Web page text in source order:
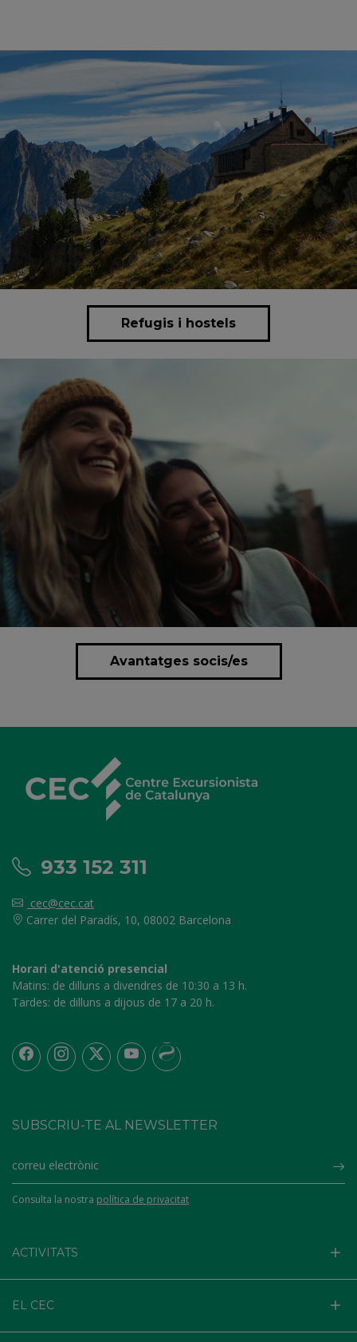
Refugis i hostels
Avantatges socis/es
SUBSCRIU-TE AL NEWSLETTER
Consulta la nostra política de privacitat
933 152 311
cec@cec.cat
Carrer del Paradís, 10, 08002 Barcelona
Horari d'atenció presencial
Matins: de dilluns a divendres de 10:30 a 13 h.
Tardes: de dilluns a dijous de 17 a 20 h.
ACTIVITATS
EL CEC